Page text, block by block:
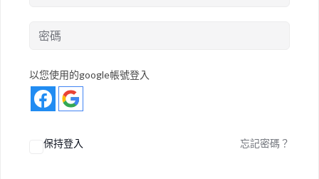
以您使用的google帳號登入
保持登入 忘記密碼？